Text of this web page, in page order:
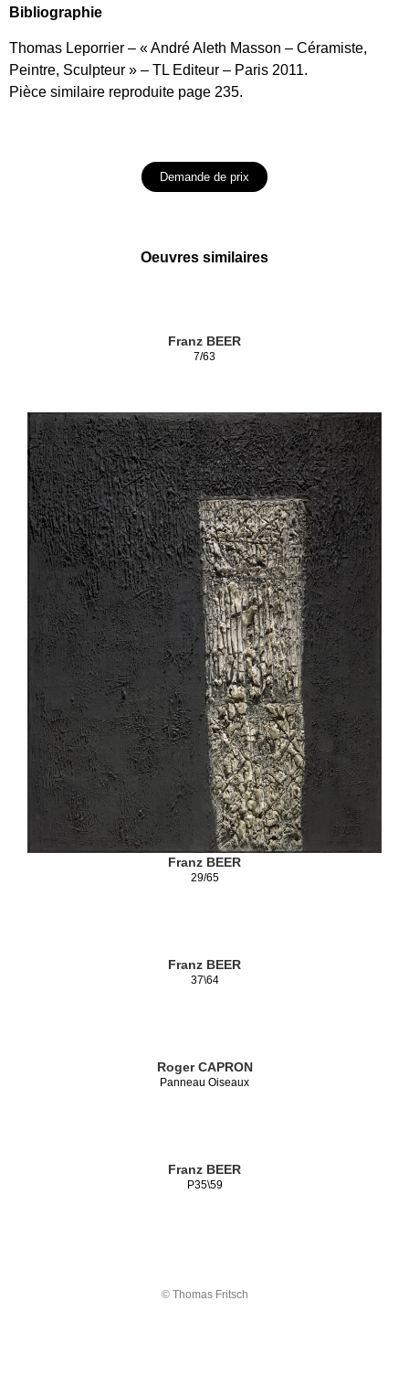
Bibliographie
Thomas Leporrier – « André Aleth Masson – Céramiste,
Peintre, Sculpteur » – TL Editeur – Paris 2011.
Pièce similaire reproduite page 235.
Demande de prix
Oeuvres similaires
Franz BEER
7/63
Franz BEER
29/65
Franz BEER
37\64
Roger CAPRON
Panneau Oiseaux
Franz BEER
P35\59
© Thomas Fritsch